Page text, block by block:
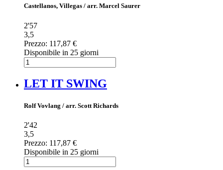
Castellanos, Villegas / arr. Marcel Saurer
2'57
3,5
Prezzo: 117,87 €
Disponibile in 25 giorni
LET IT SWING
Rolf Vovlang / arr. Scott Richards
2'42
3,5
Prezzo: 117,87 €
Disponibile in 25 giorni